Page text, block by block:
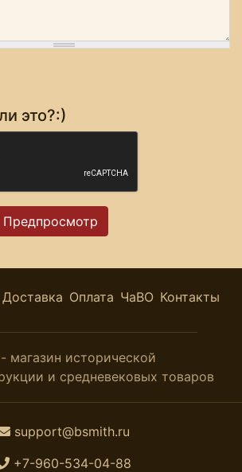
это?:)
Доставка Оплата ЧаВО Контакты
магазин исторической
и средневековых товаров
support@bsmith.ru
+7-960-534-04-88